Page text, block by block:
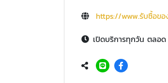
https://www.รับซื้อขอ
เปิดบริการทุกวัน ตลอด